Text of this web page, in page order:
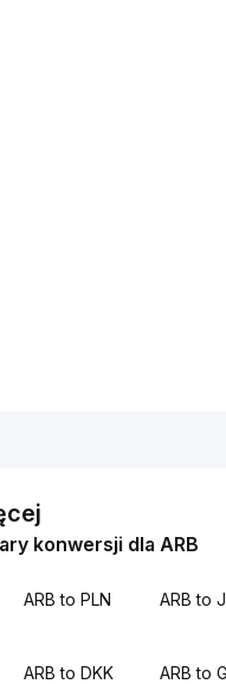
konwersji dla ARB
ARB to PLN ARB to
ARB to DKK ARB to